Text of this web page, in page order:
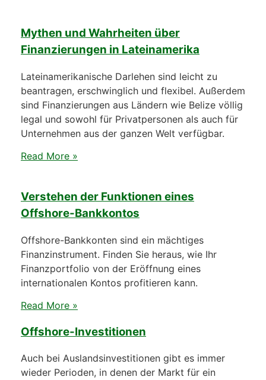
Mythen und Wahrheiten über
Finanzierungen in Lateinamerika
Lateinamerikanische Darlehen sind leicht zu
beantragen, erschwinglich und flexibel. Außerdem
sind Finanzierungen aus Ländern wie Belize völlig
legal und sowohl für Privatpersonen als auch für
Unternehmen aus der ganzen Welt verfügbar.
Read More »
Verstehen der Funktionen eines
Offshore-Bankkontos
Offshore-Bankkonten sind ein mächtiges
Finanzinstrument. Finden Sie heraus, wie Ihr
Finanzportfolio von der Eröffnung eines
internationalen Kontos profitieren kann.
Read More »
Offshore-Investitionen
Auch bei Auslandsinvestitionen gibt es immer
wieder Perioden, in denen der Markt für ein